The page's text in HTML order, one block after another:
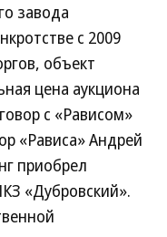
завода
с 2009
объект
цена аукциона
с «Рависом»
«Рависа» Андрей
приобрел
«Дубровский».